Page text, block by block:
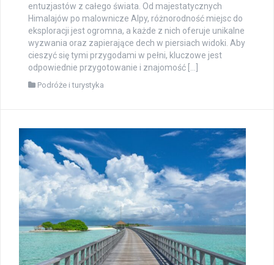
entuzjastów z całego świata. Od majestatycznych
Himalajów po malownicze Alpy, różnorodność miejsc do
eksploracji jest ogromna, a każde z nich oferuje unikalne
wyzwania oraz zapierające dech w piersiach widoki. Aby
cieszyć się tymi przygodami w pełni, kluczowe jest
odpowiednie przygotowanie i znajomość […]
Podróże i turystyka